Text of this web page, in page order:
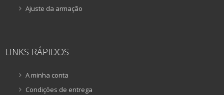
Ajuste da armação
LINKS RÁPIDOS
A minha conta
Condições de entrega